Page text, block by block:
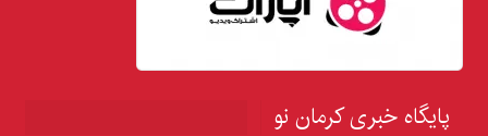
پایگاه خبری کرمان نو